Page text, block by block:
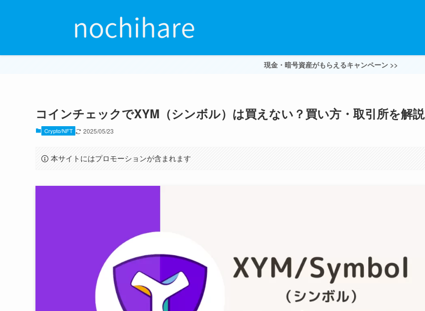
現金・暗号資産がもらえるキャンペーン >>
コインチェックでXYM（シンボル）は買えない？買い方・取引所を解説
Crypto/NFT 2025/05/23
本サイトにはプロモーションが含まれます